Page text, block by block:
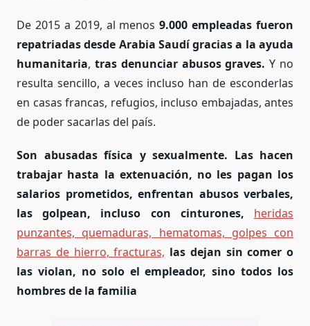
De 2015 a 2019, al menos9.000 empleadas fueron
repatriadas desde Arabia Saudí gracias a la ayuda
humanitaria, tras denunciar abusos graves. Y no
resulta sencillo, a veces incluso han de esconderlas
en casas francas, refugios, incluso embajadas, antes
de poder sacarlas del país.
Son abusadas física y sexualmente. Las hacen
trabajar hasta la extenuación, no les pagan los
salarios prometidos, enfrentan abusos verbales,
las golpean, incluso con cinturones, heridas
punzantes, quemaduras, hematomas, golpes con
barras de hierro, fracturas, las dejan sin comer o
las violan, no solo el empleador, sino todos los
hombres de la familia